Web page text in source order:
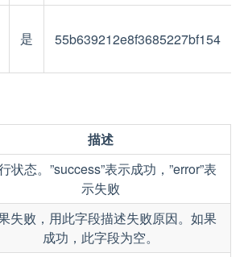
是 55b639212e8f3685227bf154
描述
状态。”success”表示成功，”error”表
示失败
失败，用此字段描述失败原因。如果
成功，此字段为空。